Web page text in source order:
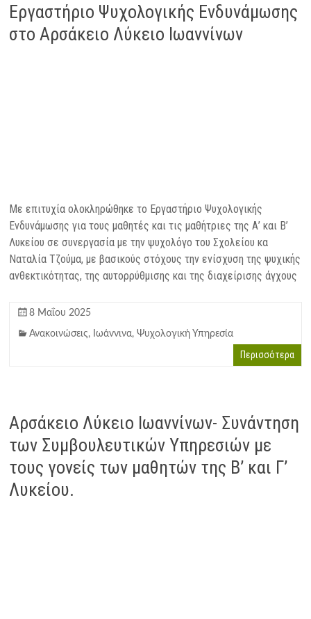
Εργαστήριο Ψυχολογικής Ενδυνάμωσης
στο Αρσάκειο Λύκειο Ιωαννίνων
Με επιτυχία ολοκληρώθηκε το Εργαστήριο Ψυχολογικής
Ενδυνάμωσης για τους μαθητές και τις μαθήτριες της Α’ και Β’
Λυκείου σε συνεργασία με την ψυχολόγο του Σχολείου κα
Ναταλία Τζούμα, με βασικούς στόχους την ενίσχυση της ψυχικής
ανθεκτικότητας, της αυτορρύθμισης και της διαχείρισης άγχους
8 Μαΐου 2025
Ανακοινώσεις, Ιωάννινα,Ψυχολογική Υπηρεσία
Περισσότερα
Αρσάκειο Λύκειο Ιωαννίνων- Συνάντηση
των Συμβουλευτικών Υπηρεσιών με
τους γονείς των μαθητών της Β’ και Γ’
Λυκείου.